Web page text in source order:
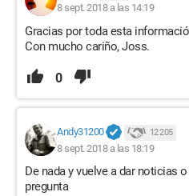
8 sept. 2018 a las 14:19
Gracias por toda esta
Con mucho cariño, Joss.
0
Andy31200 12 205
8 sept. 2018 a las 18:19
De nada y vuelve a dar noticias
pregunta